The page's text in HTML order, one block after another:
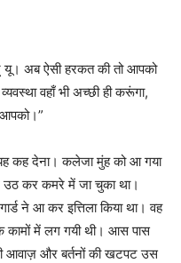
टू यू। अब ऐसी हरकत की तो आपको
वहाँ भी अच्छी ही करूंगा,
कह देना। कलेजा मुंह को आ गया
कर कमरे में जा चुका था।
ने आ कर इत्तिला किया था। वह
कामों में लग गयी थी। आस पास
और बर्तनों की खटपट उस